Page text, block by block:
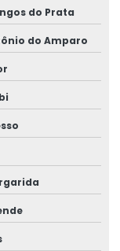
do Prata
do Amparo